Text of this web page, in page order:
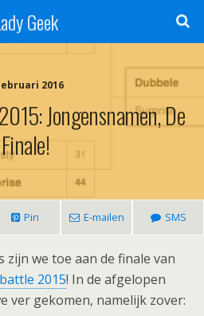
Geek
2016
Jongensnamen, De
Finale!
Pin E-mailen SMS
zijn we toe aan de finale van
2015! In de afgelopen
ver gekomen, namelijk zover: